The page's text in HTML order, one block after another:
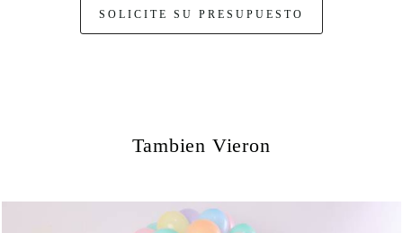
SOLICITE SU PRESUPUESTO
Tambien Vieron